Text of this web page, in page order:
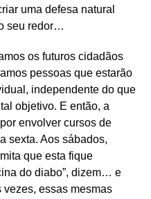
uma defesa natural
seu redor…
os futuros cidadãos
pessoas que estarão
independente do que
objetivo. E então, a
envolver cursos de
sexta. Aos sábados,
que esta fique
do diabo”, dizem… e
essas mesmas